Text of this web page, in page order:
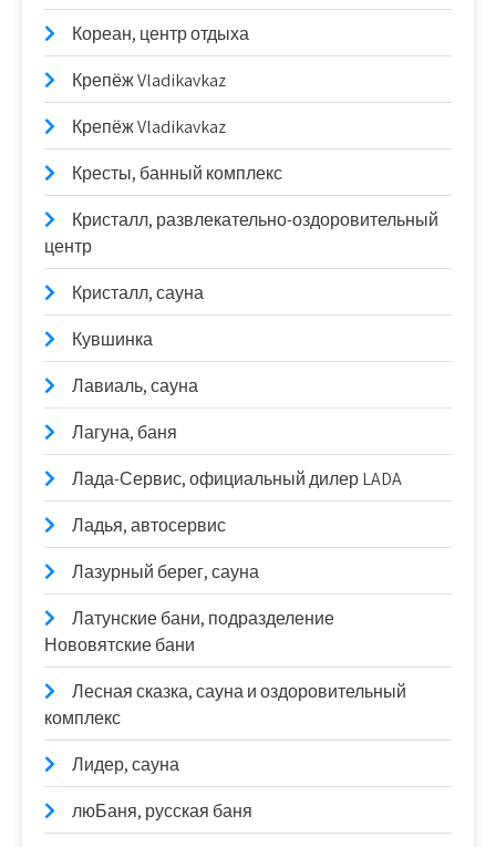
Кореан, центр отдыха
Крепёж Vladikavkaz
Крепёж Vladikavkaz
Кресты, банный комплекс
Кристалл, развлекательно-оздоровительный
центр
Кристалл, сауна
Кувшинка
Лавиаль, сауна
Лагуна, баня
Лада-Сервис, официальный дилер LADA
Ладья, автосервис
Лазурный берег, сауна
Латунские бани, подразделение
Нововятские бани
Лесная сказка, сауна и оздоровительный
комплекс
Лидер, сауна
люБаня, русская баня